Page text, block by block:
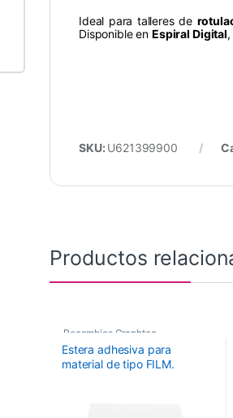
Ideal para talleres de
Disponible enEspiral Digital
SKU: U621399900
Productos
Recambios Graphtec
Estera adhesiva para
material de tipo FILM.